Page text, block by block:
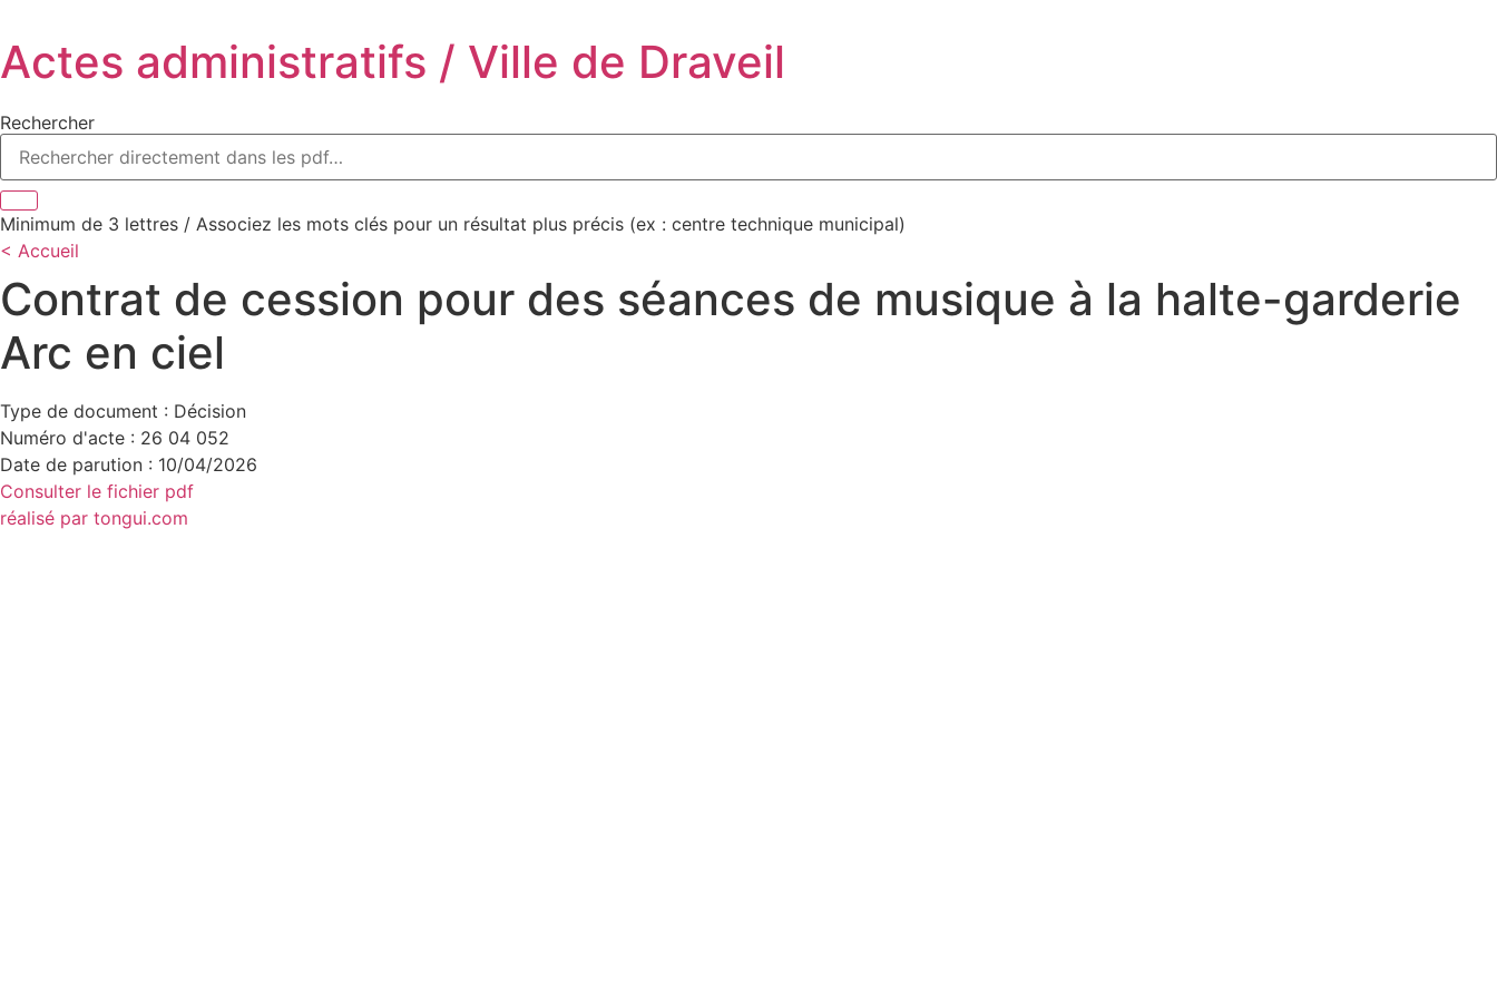
contenu
Actes administratifs / Ville de Draveil
Rechercher
Minimum de 3 lettres / Associez les mots clés pour un résultat plus précis (ex : centre technique municipal)
< Accueil
Contrat de cession pour des séances de musique à la halte-garderie
Arc en ciel
Type de document : Décision
Numéro d'acte : 26 04 052
Date de parution : 10/04/2026
Consulter le fichier pdf
réalisé par tongui.com